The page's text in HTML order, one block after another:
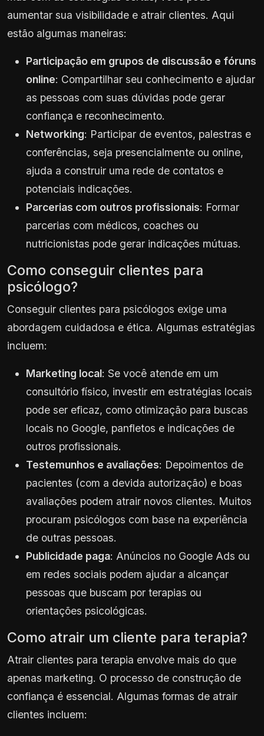
aumentar sua visibilidade e atrair clientes. Aqui
estão algumas maneiras:
Participação em grupos de discussão e fóruns
online: Compartilhar seu conhecimento e ajudar
as pessoas com suas dúvidas pode gerar
confiança e reconhecimento.
Networking: Participar de eventos, palestras e
conferências, seja presencialmente ou online,
ajuda a construir uma rede de contatos e
potenciais indicações.
Parcerias com outros profissionais: Formar
parcerias com médicos, coaches ou
nutricionistas pode gerar indicações mútuas.
Como conseguir clientes para
psicólogo?
Conseguir clientes para psicólogos exige uma
abordagem cuidadosa e ética. Algumas estratégias
incluem:
Marketing local: Se você atende em um
consultório físico, investir em estratégias locais
pode ser eficaz, como otimização para buscas
locais no Google, panfletos e indicações de
outros profissionais.
Testemunhos e avaliações: Depoimentos de
pacientes (com a devida autorização) e boas
avaliações podem atrair novos clientes. Muitos
procuram psicólogos com base na experiência
de outras pessoas.
Publicidade paga: Anúncios no Google Ads ou
em redes sociais podem ajudar a alcançar
pessoas que buscam por terapias ou
orientações psicológicas.
Como atrair um cliente para terapia?
Atrair clientes para terapia envolve mais do que
apenas marketing. O processo de construção de
confiança é essencial. Algumas formas de atrair
clientes incluem: